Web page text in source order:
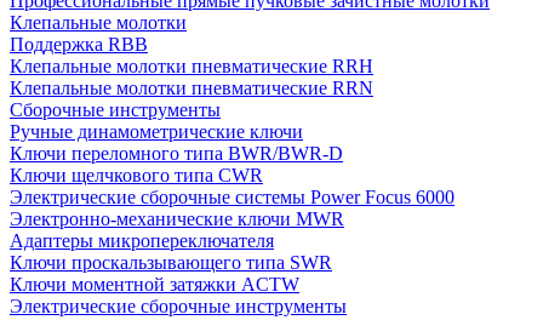
Клепальные молотки
Поддержка RBB
Клепальные молотки пневматические RRH
Клепальные молотки пневматические RRN
Сборочные инструменты
Ручные динамометрические ключи
Ключи переломного типа BWR/BWR-D
Ключи щелчкового типа CWR
Электрические сборочные системы Power Focus 6000
Электронно-механические ключи MWR
Адаптеры микропереключателя
Ключи проскальзывающего типа SWR
Ключи моментной затяжки ACTW
Электрические сборочные инструменты